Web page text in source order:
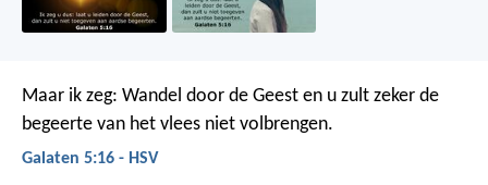
Maar ik zeg: Wandel door de Geest en u zult zeker de
begeerte van het vlees niet volbrengen.
Galaten 5:16 - HSV